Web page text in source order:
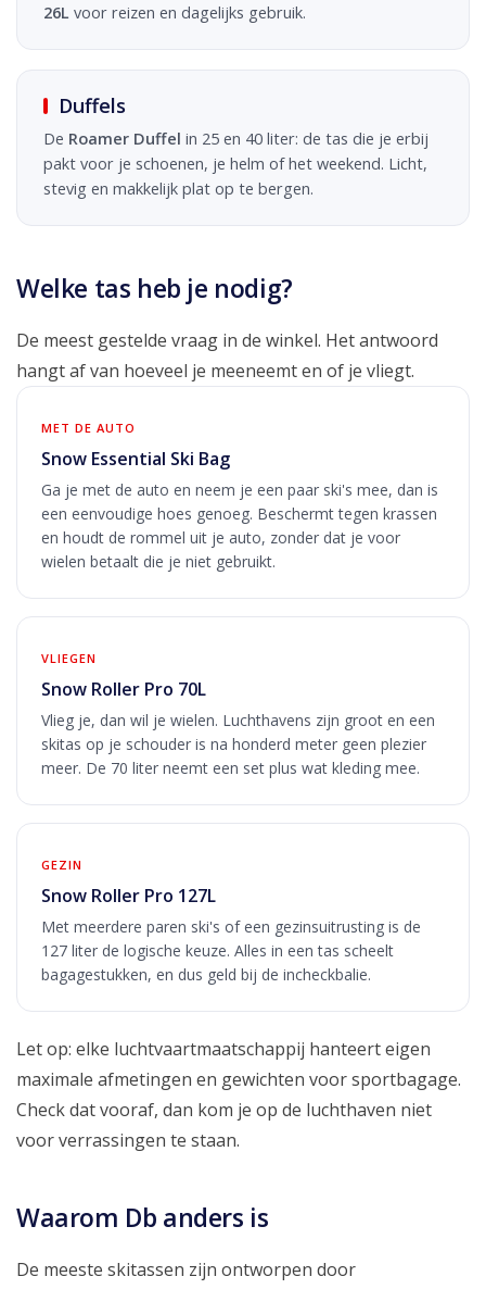
26L voor reizen en dagelijks gebruik.
Duffels
De Roamer Duffel in 25 en 40 liter: de tas die je erbij
pakt voor je schoenen, je helm of het weekend. Licht,
stevig en makkelijk plat op te bergen.
Welke tas heb je nodig?
De meest gestelde vraag in de winkel. Het antwoord
hangt af van hoeveel je meeneemt en of je vliegt.
MET DE AUTO
Snow Essential Ski Bag
Ga je met de auto en neem je een paar ski's mee, dan is
een eenvoudige hoes genoeg. Beschermt tegen krassen
en houdt de rommel uit je auto, zonder dat je voor
wielen betaalt die je niet gebruikt.
VLIEGEN
Snow Roller Pro 70L
Vlieg je, dan wil je wielen. Luchthavens zijn groot en een
skitas op je schouder is na honderd meter geen plezier
meer. De 70 liter neemt een set plus wat kleding mee.
GEZIN
Snow Roller Pro 127L
Met meerdere paren ski's of een gezinsuitrusting is de
127 liter de logische keuze. Alles in een tas scheelt
bagagestukken, en dus geld bij de incheckbalie.
Let op: elke luchtvaartmaatschappij hanteert eigen
maximale afmetingen en gewichten voor sportbagage.
Check dat vooraf, dan kom je op de luchthaven niet
voor verrassingen te staan.
Waarom Db anders is
De meeste skitassen zijn ontworpen door